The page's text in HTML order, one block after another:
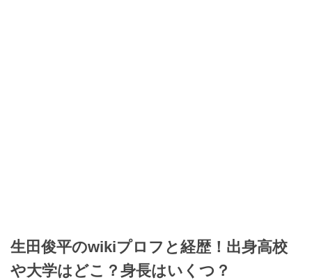
生田俊平のwikiプロフと経歴！出身高校
や大学はどこ？身長はいくつ？